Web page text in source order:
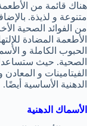
هناك قائمة من
متنوعة و لذيذة.
من الفوائد الصحية
الأطعمة المضادة
الحبوب الكاملة و
الصحية. حيث
الفيتامينات و
الدهنية الأساسية أيضًا.
الأسماك الدهنية